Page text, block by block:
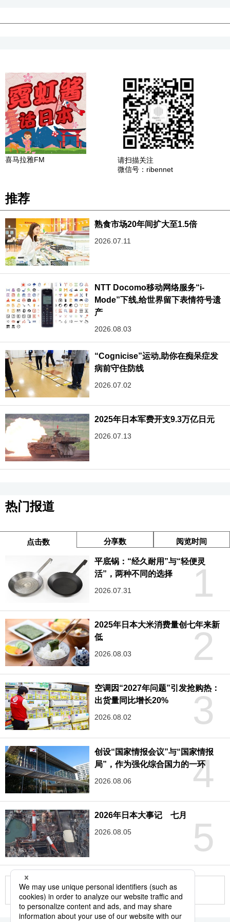
喜马拉雅FM
请扫描关注
微信号：ribennet
推荐
熟食市场20年间扩大至1.5倍
2026.07.11
NTT Docomo移动网络服务“i-
Mode”下线,给世界留下表情符号遗
产
2026.08.03
“Cognicise”运动,助你在痴呆症发
病前守住防线
2026.07.02
2025年日本军费开支9.3万亿日元
2026.07.13
热门报道
点击数 分享数 阅览时间
1
平底锅：“经久耐用”与“轻便灵
活”，两种不同的选择
2026.07.31
2
2025年日本大米消费量创七年来新
低
2026.08.03
3
空调因“2027年问题”引发抢购热：
出货量同比增长20%
2026.08.02
4
创设“国家情报会议”与“国家情报
局”，作为强化综合国力的一环
2026.08.06
5
2026年日本大事记 七月
2026.08.05
更多